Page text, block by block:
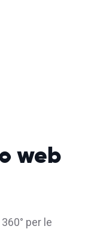
web
per le